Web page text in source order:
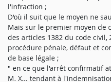
l'infraction ;
D'où il suit que le moyen ne
Mais sur le premier moyen de
des articles 1382 du code civil,
procédure pénale, défaut et
de base légale ;
" en ce que l'arrêt confirmatif
M. X... tendant à